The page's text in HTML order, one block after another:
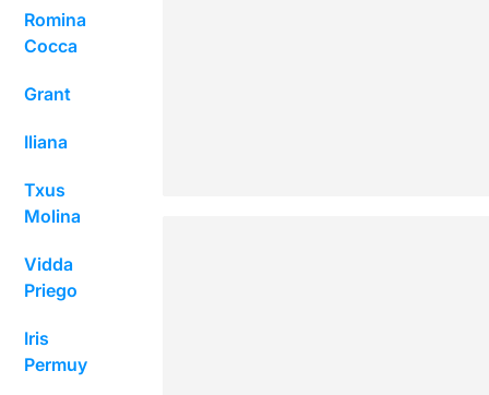
Romina
Cocca
Grant
Iliana
Txus
Molina
Vidda
Priego
Iris
Permuy